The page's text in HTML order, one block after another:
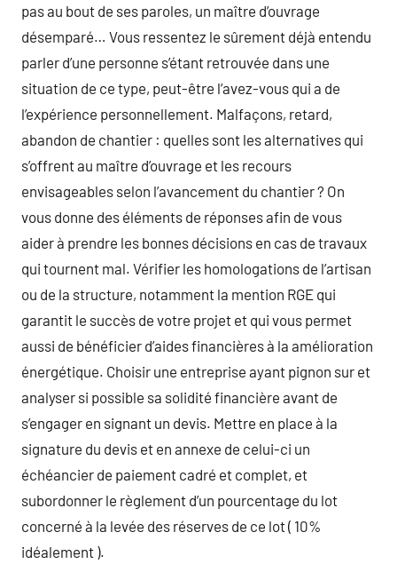
pas au bout de ses paroles, un maître d’ouvrage
désemparé… Vous ressentez le sûrement déjà entendu
parler d’une personne s’étant retrouvée dans une
situation de ce type, peut-être l’avez-vous qui a de
l’expérience personnellement. Malfaçons, retard,
abandon de chantier : quelles sont les alternatives qui
s’offrent au maître d’ouvrage et les recours
envisageables selon l’avancement du chantier ? On
vous donne des éléments de réponses afin de vous
aider à prendre les bonnes décisions en cas de travaux
qui tournent mal. Vérifier les homologations de l’artisan
ou de la structure, notamment la mention RGE qui
garantit le succès de votre projet et qui vous permet
aussi de bénéficier d’aides financières à la amélioration
énergétique. Choisir une entreprise ayant pignon sur et
analyser si possible sa solidité financière avant de
s’engager en signant un devis. Mettre en place à la
signature du devis et en annexe de celui-ci un
échéancier de paiement cadré et complet, et
subordonner le règlement d’un pourcentage du lot
concerné à la levée des réserves de ce lot ( 10%
idéalement ).